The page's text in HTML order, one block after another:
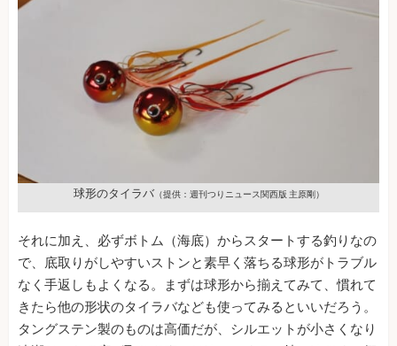
球形のタイラバ（提供：週刊つりニュース関西版 主原剛）
それに加え、必ずボトム（海底）からスタートする釣りなの
で、底取りがしやすいストンと素早く落ちる球形がトラブル
なく手返しもよくなる。まずは球形から揃えてみて、慣れて
きたら他の形状のタイラバなども使ってみるといいだろう。
タングステン製のものは高価だが、シルエットが小さくなり